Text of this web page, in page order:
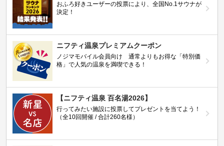
おふろ好きユーザーの投票により、全国No.1サウナが
決定！
ニフティ温泉プレミアムクーポン
ノジマモバイル会員向け 通常よりもお得な「特別価
格」で人気の温泉を満喫できる！
【ニフティ温泉 百名湯2026】
行ってみたい施設に投票してプレゼントを当てよう！
（全10回開催 / 合計260名様）